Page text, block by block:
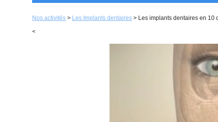
Nos activités > Les Implants dentaires > Les implants dentaires en 10
<